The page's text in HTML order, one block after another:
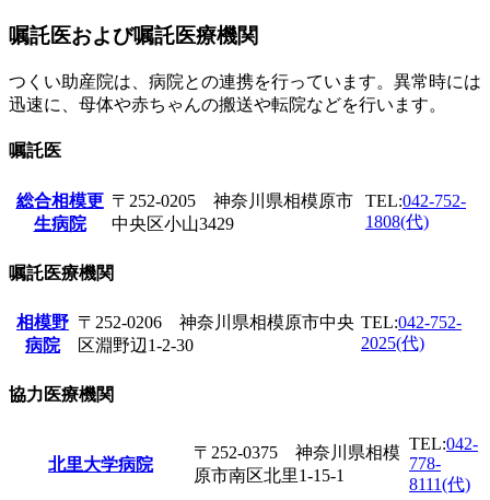
嘱託医および嘱託医療機関
つくい助産院は、病院との連携を行っています。異常時には
迅速に、母体や赤ちゃんの搬送や転院などを行います。
嘱託医
総合相模更
生病院
〒252-0205 神奈川県相模原市
中央区小山3429
TEL:042-752-
1808(代)
嘱託医療機関
相模野
病院
〒252-0206 神奈川県相模原市中央
区淵野辺1-2-30
TEL:042-752-
2025(代)
協力医療機関
北里大学病院
〒252-0375 神奈川県相模
原市南区北里1-15-1
TEL:042-
778-
8111(代)